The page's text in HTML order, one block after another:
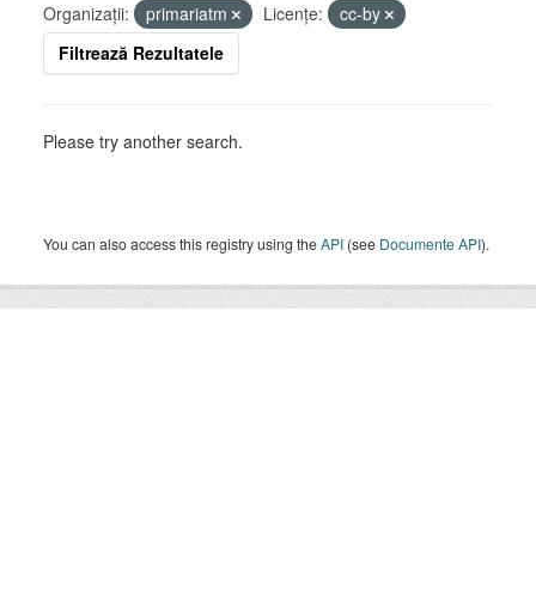
Organizații:
primariatm Licenţe:
cc-by
Filtrează Rezultatele
Please try another search.
You can also access this registry using theAPI (see Documente API).